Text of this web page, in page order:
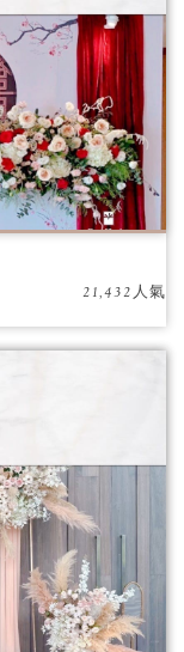
21,432人氣